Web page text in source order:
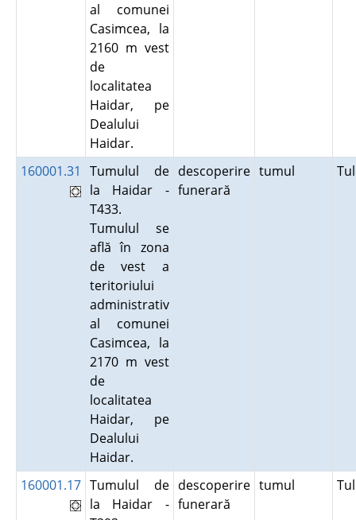
al comunei
Casimcea, la
2160 m vest
de
localitatea
Haidar, pe
Dealului
Haidar.
160001.31
Tumulul de
la Haidar -
T433.
Tumulul se
află în zona
de vest a
teritoriului
administrativ
al comunei
Casimcea, la
2170 m vest
de
localitatea
Haidar, pe
Dealului
Haidar.
descoperire
funerară
tumul
160001.17 Tumulul de
la Haidar -
descoperire
funerară
tumul